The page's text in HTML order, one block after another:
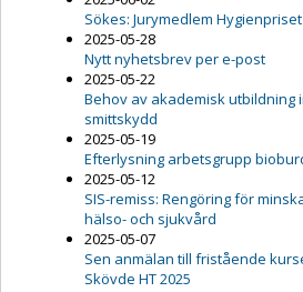
Sökes: Jurymedlem Hygienpriset
2025-05-28
Nytt nyhetsbrev per e-post
2025-05-22
Behov av akademisk utbildning
smittskydd
2025-05-19
Efterlysning arbetsgrupp
2025-05-12
SIS-remiss: Rengöring för
hälso- och sjukvård
2025-05-07
Sen anmälan till fristående
Skövde HT 2025